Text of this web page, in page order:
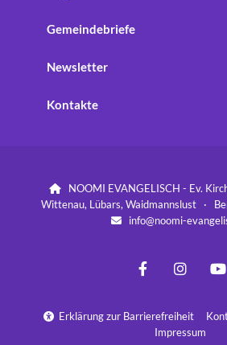
Gemeindebriefe
Newsletter
Kontakte

NOOMI EVANGELISCH - Ev.
Wittenau, Lübars, Waidmannslust ·
 info@noomi-
 Erklärung zur Barrierefreiheit
Impressum